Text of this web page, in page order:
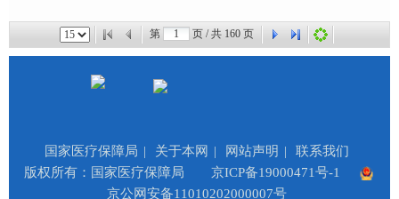
第 页 / 共 160 页
国家医疗保障局 | 关于本网 | 网站声明 |
联系我们
版权所有：国家医疗保障局
京ICP备19000471号-1
京公网安备11010202000007号